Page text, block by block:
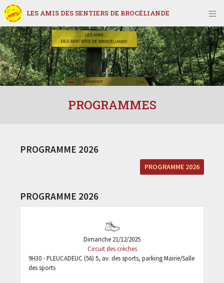
LES AMIS DES SENTIERS DE BROCÉLIANDE
PROGRAMMES
PROGRAMME 2026
PROGRAMME 2026
PROGRAMME 2026
Dimanche 21/12/2025
Circuit des crèches
9H30 - PLEUCADEUC (56) 5, av. des sports, parking Mairie/Salle
des sports